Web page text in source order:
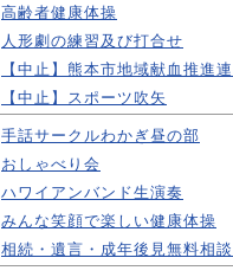
高齢者健康体操
人形劇の練習及び打合せ
【中止】熊本市地域献血推進
【中止】スポーツ吹矢
手話サークルわかぎ昼の部
おしゃべり会
ハワイアンバンド生演奏
みんな笑顔で楽しい健康体操
相続・遺言・成年後見無料相